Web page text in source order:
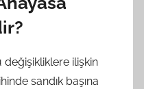
değişikliklere ilişkin
sandık başına